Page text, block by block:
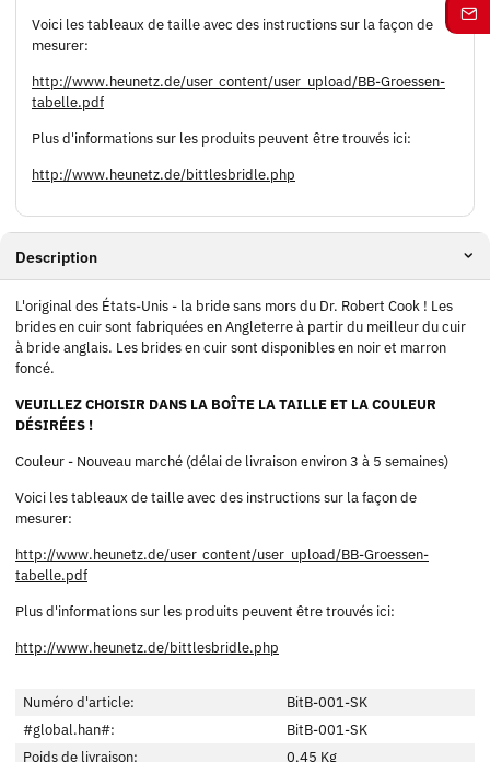
Voici les tableaux de taille avec des instructions sur la façon de
mesurer:
http://www.heunetz.de/user_content/user_upload/BB-Groessen-
tabelle.pdf
Plus d'informations sur les produits peuvent être trouvés ici:
http://www.heunetz.de/bittlesbridle.php
Description
L'original des États-Unis - la bride sans mors du Dr. Robert Cook ! Les
brides en cuir sont fabriquées en Angleterre à partir du meilleur du cuir
à bride anglais. Les brides en cuir sont disponibles en noir et marron
foncé.
VEUILLEZ CHOISIR DANS LA BOÎTE LA TAILLE ET LA COULEUR
DÉSIRÉES !
Couleur - Nouveau marché (délai de livraison environ 3 à 5 semaines)
Voici les tableaux de taille avec des instructions sur la façon de
mesurer:
http://www.heunetz.de/user_content/user_upload/BB-Groessen-
tabelle.pdf
Plus d'informations sur les produits peuvent être trouvés ici:
http://www.heunetz.de/bittlesbridle.php
Numéro d'article:
BitB-001-SK
#global.han#:
BitB-001-SK
Poids de livraison:
0,45 Kg